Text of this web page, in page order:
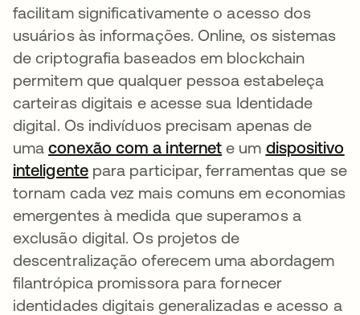
facilitam significativamente o acesso dos
usuários às informações. Online, os sistemas
de criptografia baseados em blockchain
permitem que qualquer pessoa estabeleça
carteiras digitais e acesse sua Identidade
digital. Os indivíduos precisam apenas de
umaconexão com a internet e um dispositivo
inteligentepara participar, ferramentas que se
tornam cada vez mais comuns em economias
emergentes à medida que superamos a
exclusão digital. Os projetos de
descentralização oferecem uma abordagem
filantrópica promissora para fornecer
identidades digitais generalizadas e acesso a